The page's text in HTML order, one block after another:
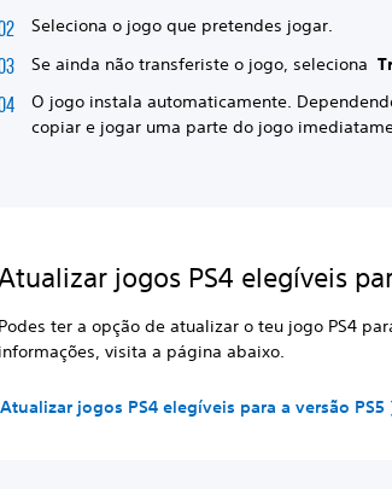
Seleciona o jogo que pretendes jogar.
Se ainda não transferiste o jogo, seleciona
O jogo instala automaticamente.
copiar e jogar uma parte do jogo
jogos PS4 elegíveis
Podes ter a opção de atualizar o teu jogo PS4
informações, visita a página abaixo.
Atualizar jogos PS4 elegíveis para a versão PS5